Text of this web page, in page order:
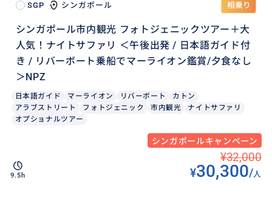
SGP シンガポール 相乗り
シンガポール市内観光 フォトジェニックツアー＋大
人気！ナイトサファリ ＜午後出発 / 日本語ガイド付
き / リバーボート乗船でマーライオン鑑賞/夕食なし
＞NPZ
日本語ガイド マーライオン リバーボート
カトン
アラブストリート
フォトジェニック 市内観光
ナイトサファリ
オプショナルツアー
シンガポールキャンペーン
9.5h
¥32,000
¥30,300/人